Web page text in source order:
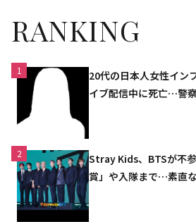
RANKING
1
20代の日本人女性イン
イブ配信中に死亡…警
2
Stray Kids、BTSが不
賞」や入隊まで…素直